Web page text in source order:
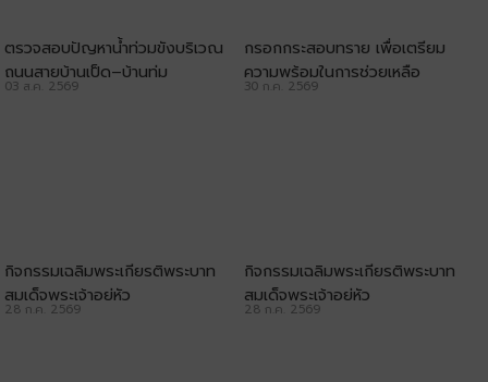
ตรวจสอบปัญหาน้ำท่วมขังบริเวณ
ถนนสายบ้านเป็ด–บ้านทุ่ม
03 ส.ค. 2569
กรอกกระสอบทราย เพื่อเตรียม
ความพร้อมในการช่วยเหลือ
ประชาชน
30 ก.ค. 2569
กิจกรรมเฉลิมพระเกียรติพระบาท
สมเด็จพระเจ้าอยู่หัว
28 ก.ค. 2569
กิจกรรมเฉลิมพระเกียรติพระบาท
สมเด็จพระเจ้าอยู่หัว
28 ก.ค. 2569